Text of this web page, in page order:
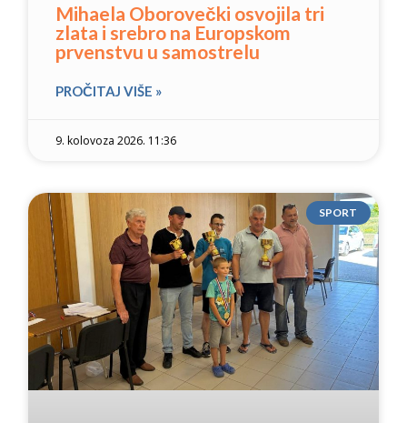
Mihaela Oborovečki osvojila tri
zlata i srebro na Europskom
prvenstvu u samostrelu
PROČITAJ VIŠE »
9. kolovoza 2026. 11:36
SPORT